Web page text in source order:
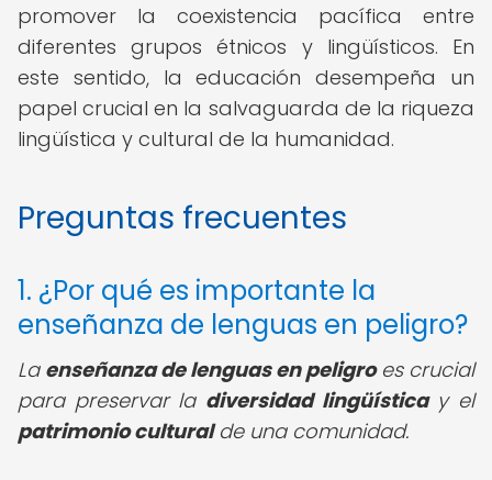
promover la coexistencia pacífica entre
diferentes grupos étnicos y lingüísticos. En
este sentido, la educación desempeña un
papel crucial en la salvaguarda de la riqueza
lingüística y cultural de la humanidad.
Preguntas frecuentes
1. ¿Por qué es importante la
enseñanza de lenguas en peligro?
La enseñanza de lenguas en peligroes crucial
para preservar la diversidad lingüísticay el
patrimonio culturalde una comunidad.